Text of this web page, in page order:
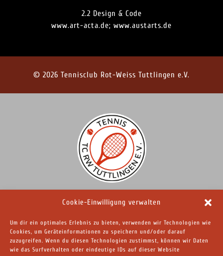
Cookie-Einwilligung verwalten
Um dir ein optimales Erlebnis zu bieten, verwenden wir Technologien wie
Cookies, um Geräteinformationen zu speichern und/oder darauf
zuzugreifen. Wenn du diesen Technologien zustimmst, können wir Daten
wie das Surfverhalten oder eindeutige IDs auf dieser Website
2.2 Design & Code
www.art-acta.de; www.austarts.de
© 2026 Tennisclub Rot-Weiss Tuttlingen e.V.
Tennisclub Rot-Weiss Tuttlingen e.V.
Badstraße 6 · 78532 Tuttlingen
Telefon: 07461 - 92000
E-Mail: kontakt@tc-rw-tuttlingen.de